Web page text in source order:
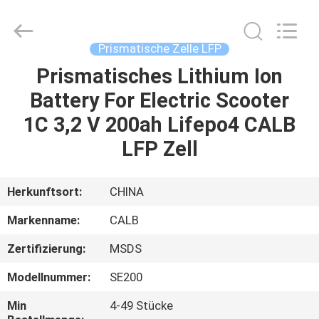
HAUS
PRODUKTE
UNS
AUSFLUG
QUALITÄTSKONTROLLE
Ltd..
Prismatische Zelle LFP
Prismatisches Lithium Ion
Battery For Electric Scooter
1C 3,2 V 200ah Lifepo4 CALB
LFP Zell
Herkunftsort:
CHINA
Markenname:
CALB
Zertifizierung:
MSDS
Modellnummer:
SE200
Min
4-49 Stücke